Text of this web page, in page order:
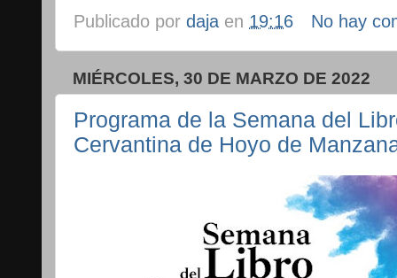
Publicado por daja en 19:16 No hay
MIÉRCOLES, 30 DE MARZO DE 2022
Programa de la Semana del
Cervantina de Hoyo de